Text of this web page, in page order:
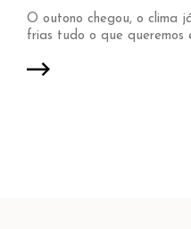
O outono chegou, o clima
frias tudo o que queremos